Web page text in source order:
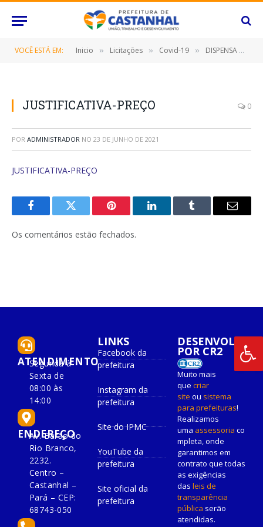
VOCÊ ESTÁ EM: Inicio » Licitações » Covid-19 » DISPENSA DE LICITAÇÃO – 053/2021-FMS (CONTRATAÇÃO DE EMPRESA ESPECIALIZADA FORNECIMENTO DE PARA VÁLVULAS REGULADORAS PARA A REDE DE OXIGÊNIO E AR COMPRIMIDO)
JUSTIFICATIVA-PREÇO 0
POR ADMINISTRADOR NO 23 DE JUNHO DE 2021
JUSTIFICATIVA-PREÇO
FacebookTwitter Pinterest O
Tumblr
E-
Os comentários estão fechados.
ATENDIMENTO
Segunda à
Sexta de
08:00 às
14:00
ENDEREÇO
Av. Barão do
Rio Branco,
2232.
Centro –
Castanhal –
Pará – CEP:
68743-050
LINKS
Facebook da
prefeitura
Instagram da
prefeitura
Site do IPMC
YouTube da
prefeitura
Site oficial da
prefeitura
DESENVOLVIDO
POR CR2
Muito mais
que criar
site ou sistema
para prefeituras!
Realizamos
uma assessoria co
mpleta, onde
garantimos em
contrato que todas
as exigências
das leis de
transparência
pública serão
atendidas.